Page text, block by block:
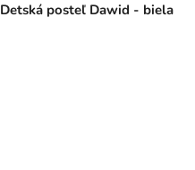
Detská posteľ Dawid - biela